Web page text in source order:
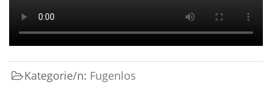
Kategorie/n: Fugenlos